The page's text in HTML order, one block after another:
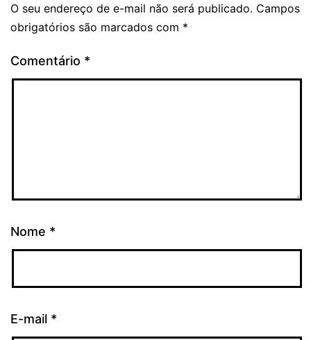
O seu endereço de e-mail não será publicado. Campos
obrigatórios são marcados com *
Comentário *
Nome *
E-mail *